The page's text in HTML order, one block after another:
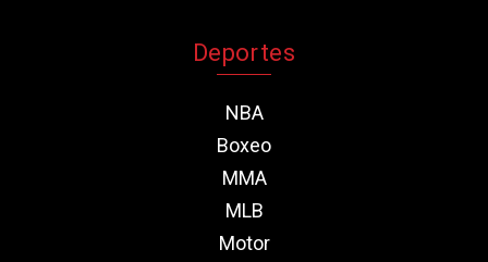
Deportes
NBA
Boxeo
MMA
MLB
Motor